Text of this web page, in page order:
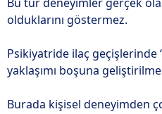
olduklarını göstermez.
Psikiyatride ilaç geçişlerinde
yaklaşımı boşuna
Burada kişisel deneyimden